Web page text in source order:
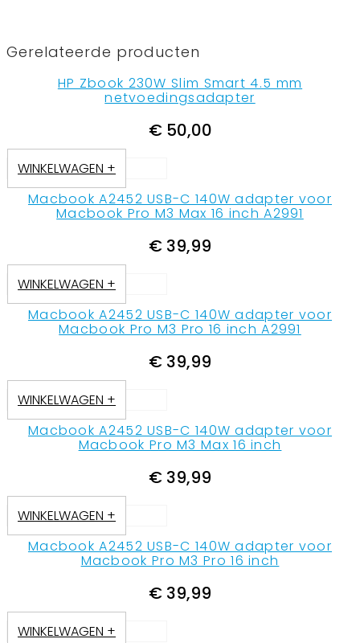
Gerelateerde producten
HP Zbook 230W Slim Smart 4.5 mm
netvoedingsadapter
€50,00
WINKELWAGEN +
Macbook A2452 USB-C 140W adapter voor
Macbook Pro M3 Max 16 inch A2991
€ 39,99
WINKELWAGEN +
Macbook A2452 USB-C 140W adapter voor
Macbook Pro M3 Pro 16 inch A2991
€ 39,99
WINKELWAGEN +
Macbook A2452 USB-C 140W adapter voor
Macbook Pro M3 Max 16 inch
€ 39,99
WINKELWAGEN +
Macbook A2452 USB-C 140W adapter voor
Macbook Pro M3 Pro 16 inch
€ 39,99
WINKELWAGEN +